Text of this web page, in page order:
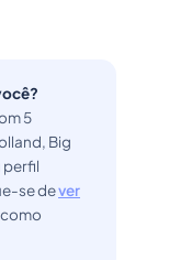
5
Big
perfil
se dever